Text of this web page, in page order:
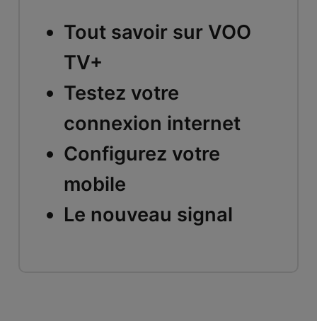
Tout savoir sur VOO
TV+
Testez votre
connexion internet
Configurez votre
mobile
Le nouveau signal